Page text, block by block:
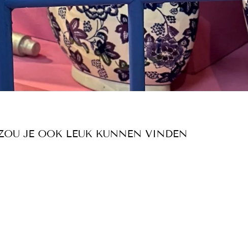
JE OOK LEUK KUNNEN VINDEN